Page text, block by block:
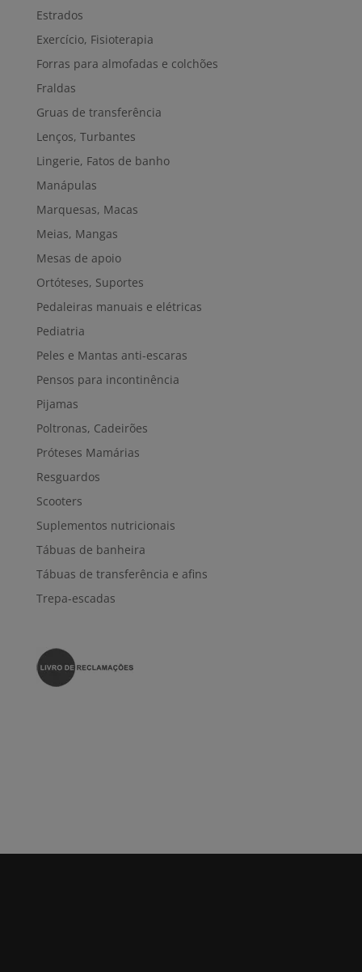
Estrados
Exercício, Fisioterapia
Forras para almofadas e colchões
Fraldas
Gruas de transferência
Lenços, Turbantes
Lingerie, Fatos de banho
Manápulas
Marquesas, Macas
Meias, Mangas
Mesas de apoio
Ortóteses, Suportes
Pedaleiras manuais e elétricas
Pediatria
Peles e Mantas anti-escaras
Pensos para incontinência
Pijamas
Poltronas, Cadeirões
Próteses Mamárias
Resguardos
Scooters
Suplementos nutricionais
Tábuas de banheira
Tábuas de transferência e afins
Trepa-escadas